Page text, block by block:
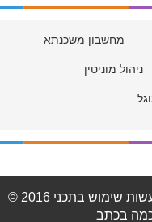
מחשבון משכנתא
ניהול מוניטין
© 2016 כל הזכויות שמורות לבעלי האתר. אין לעשות שימוש בתכני
בכתב